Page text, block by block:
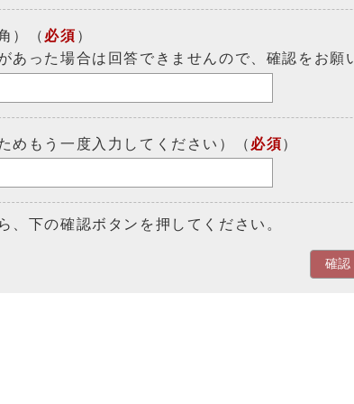
）（ 必須 ）
あった場合は回答できませんので、確認をお願
めもう一度入力してください）（ 必須）
、下の確認ボタンを押してください。
確認